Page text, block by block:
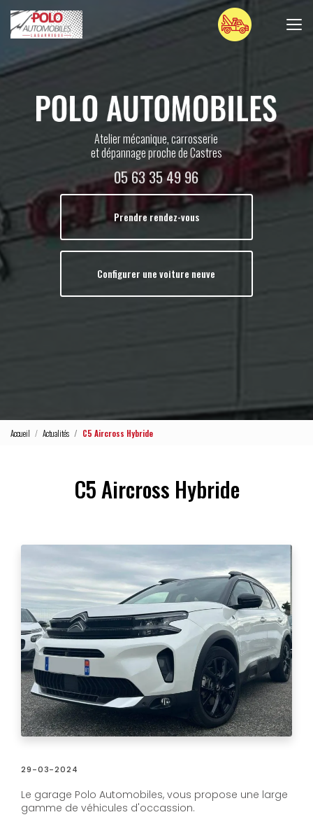
au
contenu
Atelier mécanique, carrosserie
et dépannage proche de Castres
05 63 35 49 96
Prendre rendez-vous
Configurer une voiture neuve
Accueil Actualités C5 Aircross Hybride
C5 Aircross Hybride
29-03-2024
Le garage Polo Automobiles, vous propose une large
gamme de véhicules d'occassion.